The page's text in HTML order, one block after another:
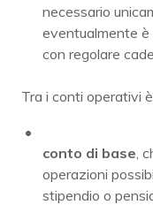
necessario
eventualmente è
con regolare
Tra i conti operativi
conto di base ,
operazioni
stipendio o